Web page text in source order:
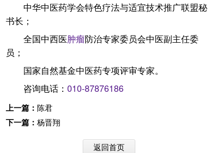
中华中医药学会特色疗法与适宜技术推广联盟秘
书长；
全国中西医肿瘤防治专家委员会中医副主任委
员；
国家自然基金中医药专项评审专家。
咨询电话： 010-87876186
上一篇： 陈君
下一篇： 杨晋翔
返回首页